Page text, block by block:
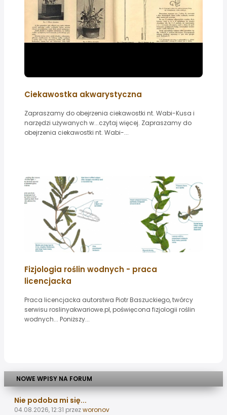
Ciekawostka akwarystyczna
Zapraszamy do obejrzenia ciekawostki nt. Wabi-Kusa i
narzędzi używanych w...czytaj więcej. Zapraszamy do
obejrzenia ciekawostki nt. Wabi-...
Fizjologia roślin wodnych - praca
licencjacka
Praca licencjacka autorstwa Piotr Baszuckiego, twórcy
serwisu roslinyakwariowe.pl, poświęcona fizjologii roślin
wodnych... Poniższy...
NOWE WPISY NA FORUM
Nie podoba mi się...
04.08.2026, 12:31 przezworonov